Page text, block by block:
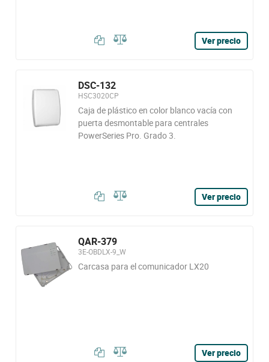
Ver precio
DSC-132
HSC3020CP
Caja de plástico en color blanco vacía con
puerta desmontable para centrales
PowerSeries Pro. Grado 3.
Ver precio
QAR-379
3E-OBDLX-9_W
Carcasa para el comunicador LX20
Ver precio